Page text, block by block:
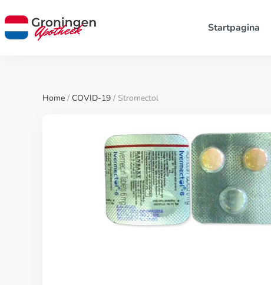
Startpagina
Home / COVID-19 / Stromectol